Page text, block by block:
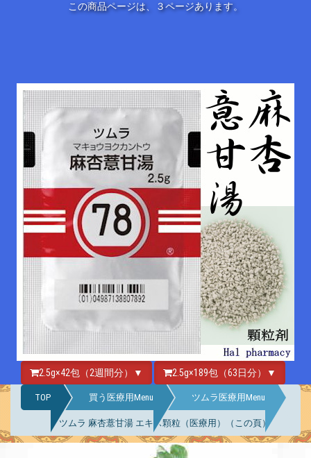
この商品ページは、３ページあります。
2.5g×42包（2週間分）▼ 2.5g×189包（63日分）▼
TOP 買う医療用Menu ツムラ医療用Menu
ツムラ 麻杏薏甘湯 エキス顆粒（医療用）（この頁）